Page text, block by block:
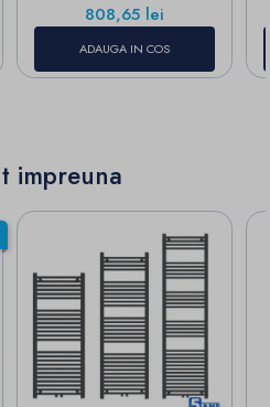
Pret
808,65 lei
ADAUGA IN COS
impreuna